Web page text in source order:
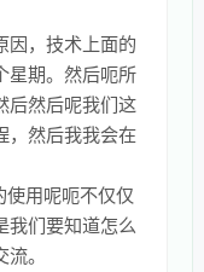
因，技术上面的
星期。然后呃所
后然后呢我们这
，然后我我会在
用呢呃不仅仅
我们要知道怎么
。